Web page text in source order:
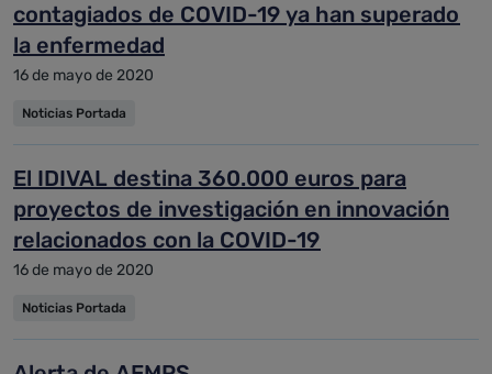
contagiados de COVID-19 ya han superado
la enfermedad
16 de mayo de 2020
Noticias Portada
El IDIVAL destina 360.000 euros para
proyectos de investigación en innovación
relacionados con la COVID-19
16 de mayo de 2020
Noticias Portada